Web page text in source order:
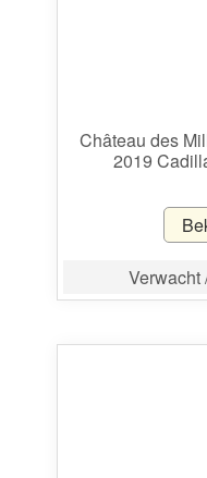
Château des
2019
Verwacht